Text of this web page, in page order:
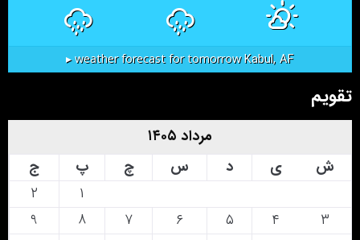
Kabul, AF
weather forecast for tomorrow ▸
تقویم
مرداد ۱۴۰۵
ش
ی د س چ پ
ج
۲
۳
۴ ۵ ۶ ۷ ۸
۹